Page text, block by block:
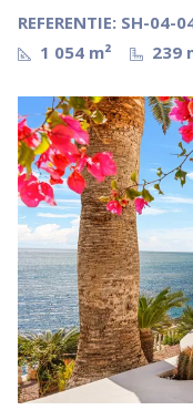
REFERENTIE: SH-04-
1 054 m²
239